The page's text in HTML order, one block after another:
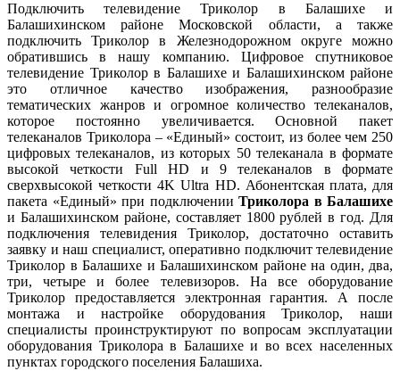
Подключить телевидение Триколор в Балашихе и
Балашихинском районе Московской области, а также
подключить Триколор в Железнодорожном округе можно
обратившись в нашу компанию. Цифровое спутниковое
телевидение Триколор в Балашихе и Балашихинском районе
это отличное качество изображения, разнообразие
тематических жанров и огромное количество телеканалов,
которое постоянно увеличивается. Основной пакет
телеканалов Триколора – «Единый» состоит, из более чем 250
цифровых телеканалов, из которых 50 телеканала в формате
высокой четкости Full
HD и 9 телеканалов в формате
сверхвысокой четкости 4K Ultra HD. Абонентская плата, для
пакета «Единый» при подключении Триколора в Балашихе
и Балашихинском районе, составляет 1800 рублей в год. Для
подключения телевидения Триколор, достаточно оставить
заявку и наш специалист, оперативно подключит телевидение
Триколор в Балашихе и Балашихинском районе на один, два,
три, четыре и более телевизоров. На все оборудование
Триколор предоставляется электронная гарантия. А после
монтажа и настройке оборудования Триколор, наши
специалисты проинструктируют по вопросам эксплуатации
оборудования Триколора в Балашихе и во всех населенных
пунктах городского поселения Балашиха.